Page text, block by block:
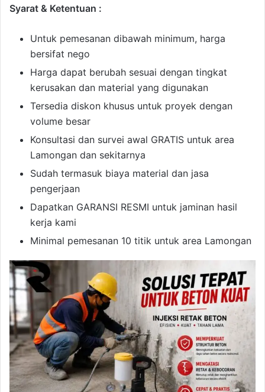
Syarat & Ketentuan :
Untuk pemesanan dibawah minimum, harga
bersifat nego
Harga dapat berubah sesuai dengan tingkat
kerusakan dan material yang digunakan
Tersedia diskon khusus untuk proyek dengan
volume besar
Konsultasi dan survei awal GRATIS untuk area
Lamongan dan sekitarnya
Sudah termasuk biaya material dan jasa
pengerjaan
Dapatkan GARANSI RESMI untuk jaminan hasil
kerja kami
Minimal pemesanan 10 titik untuk area Lamongan